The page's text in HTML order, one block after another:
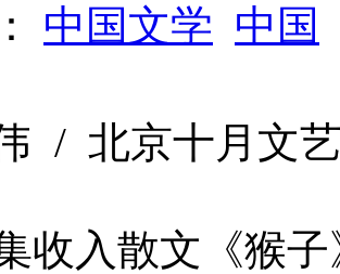
中国文学 中国
/ 北京十月文
收入散文《猴